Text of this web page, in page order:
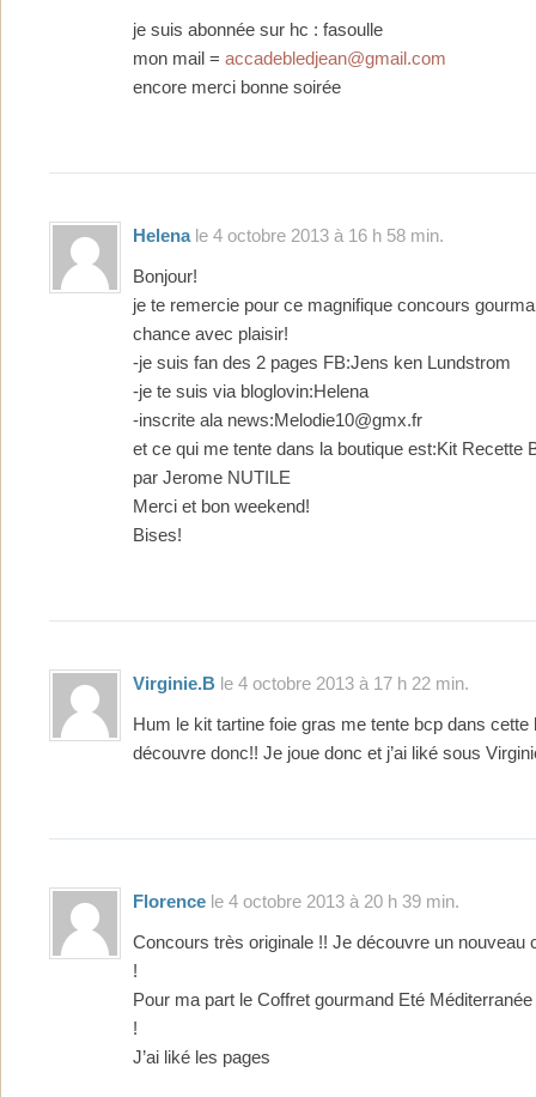
je suis abonnée sur hc : fasoulle
mon mail = accadebledjean@gmail.com
encore merci bonne soirée
Helenale 4 octobre 2013 à 16 h 58 min.
Bonjour!
je te remercie pour ce magnifique concours
chance avec plaisir!
-je suis fan des 2 pages FB:Jens ken Lundstrom
-je te suis via bloglovin:Helena
-inscrite ala news:Melodie10@gmx.fr
et ce qui me tente dans la boutique est:Kit Recette
par Jerome NUTILE
Merci et bon weekend!
Bises!
Virginie.b le 4 octobre 2013 à 17 h 22 min.
Hum le kit tartine foie gras me tente bcp dans cette
découvre donc!! Je joue donc et j’ai liké sous
Florence le 4 octobre 2013 à 20 h 39 min.
Concours très originale !! Je découvre un nouveau
!
Pour ma part le Coffret gourmand Eté
!
J’ai liké les pages